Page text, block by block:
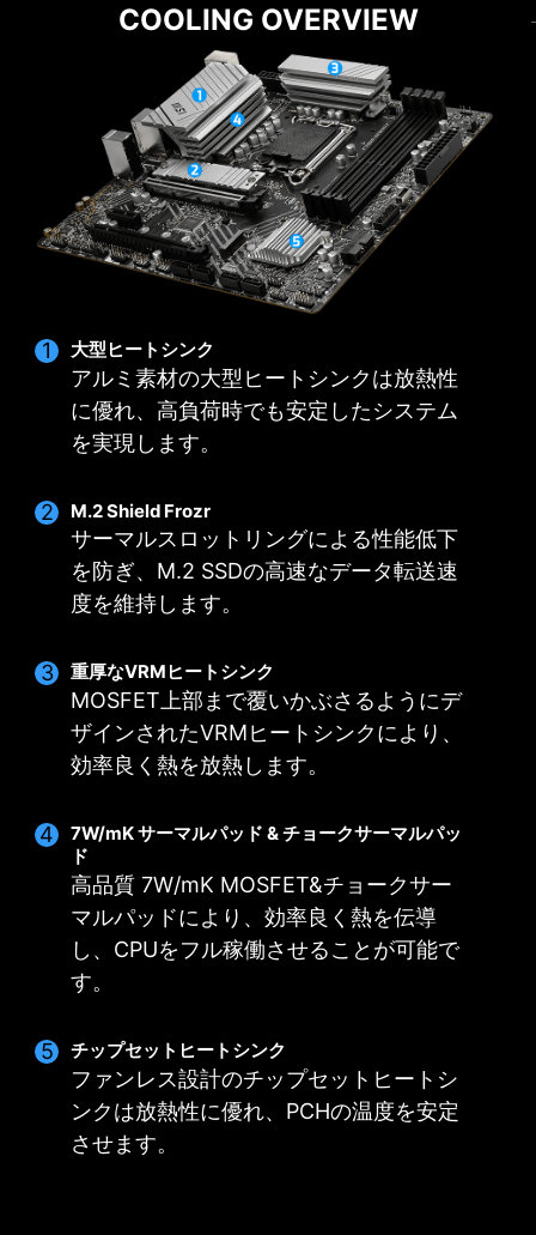
DIY FRIENDLY
COOLING OVERVIEW
大型ヒートシンク
アルミ素材の大型ヒートシンクは放熱性
に優れ、高負荷時でも安定したシステム
を実現します。
M.2 Shield Frozr
サーマルスロットリングによる性能低下
を防ぎ、M.2 SSDの高速なデータ転送速
度を維持します。
重厚なVRMヒートシンク
MOSFET上部まで覆いかぶさるようにデ
ザインされたVRMヒートシンクにより、
効率良く熱を放熱します。
7W/mK サーマルパッド & チョークサーマルパッ
ド
高品質 7W/mK MOSFET&チョークサー
マルパッドにより、効率良く熱を伝導
し、CPUをフル稼働させることが可能で
す。
チップセットヒートシンク
ファンレス設計のチップセットヒートシ
ンクは放熱性に優れ、PCHの温度を安定
させます。
12+1+1 POWER DESIGN
12+1+1フェーズ電源回路とデュアル電源コネクタ
ーにCore Boost Technologyを組み合わせ、マル
チコアCPUの性能を最大限に引き出します。
CORE POWER
DRPS / P-
PAK
1
PHASE
AUX
POWER
1
PHASE
GT
POWER
完全デジタル電源設計により、高
速且つ正確に歪みの無い電流を
CPUへ供給する事が可能です。
CONNECTORS
8ピン+4ピン電源コネクターを採
用し、オーバークロックされたマ
ルチコアCPUに対応します。
独自の電源回路はマルチコア
CPUに対応するだけでなく、オ
ーバークロックされたCPUに対
し、最適な電力を供給することが
OPTIMIZED PCB SOLUTION
高速な転送速度と帯域幅に対応するPCB設計によ
EZ M.2 CLIP
ネジ要らずのEZ M.2クリップにより、簡単にM.2
SSDの取り付けが可能です。
MSI DRIVER UTILITY INSTALLER